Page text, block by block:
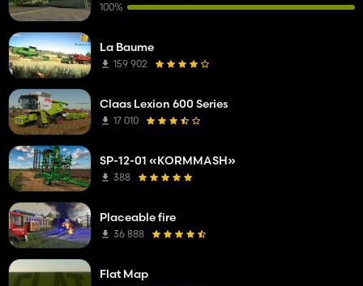
100%
La Baume
159 902
Claas Lexion 600 Series
17 010
SP-12-01 «KORMMASH»
388
Placeable fire
36 888
Flat Map